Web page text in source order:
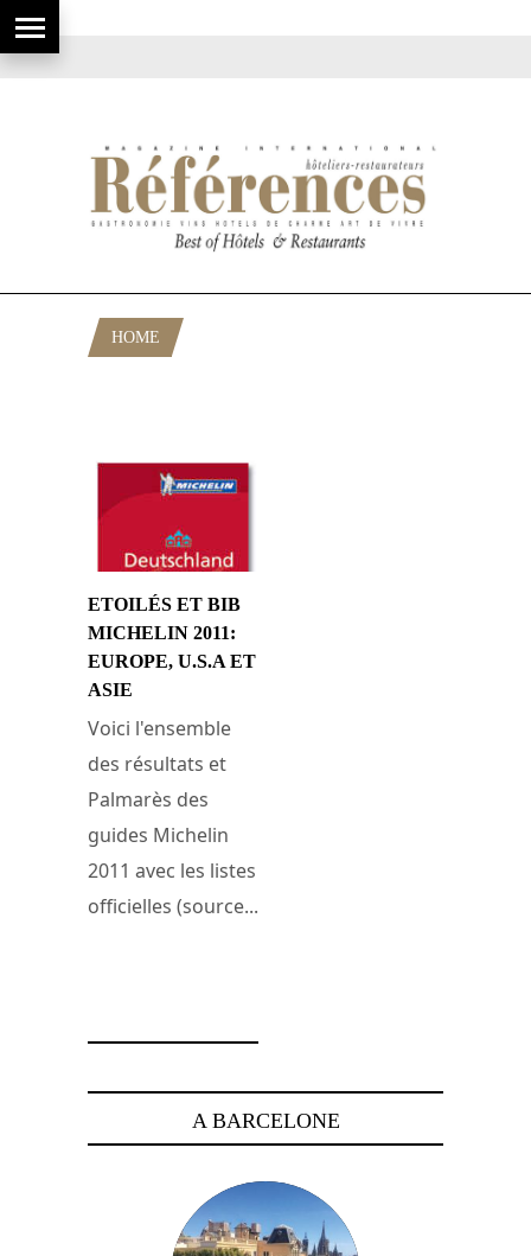
HOME
ETOILÉS ET BIB
MICHELIN 2011:
EUROPE, U.S.A ET
ASIE
Voici l'ensemble
des résultats et
Palmarès des
guides Michelin
2011 avec les listes
officielles (source...
A BARCELONE